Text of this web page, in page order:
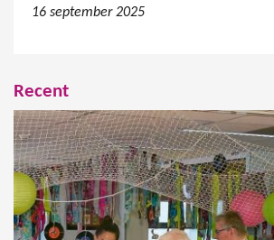
16 september 2025
Recent